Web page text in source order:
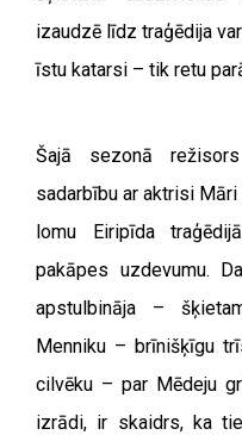
izaudzē līdz traģēdija
īstu katarsi – tik retu
Šajā sezonā
sadarbību ar aktrisi
lomu Eiripīda
pakāpes uzdevumu.
apstulbināja –
Menniku – brīnišķīgu
cilvēku – par Mēdeju
izrādi, ir skaidrs, ka